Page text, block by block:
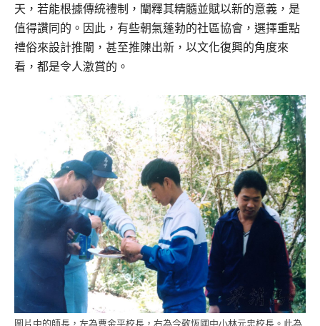
天，若能根據傳統禮制，闡釋其精髓並賦以新的意義，是
值得讚同的。因此，有些朝氣蓬勃的社區協會，選擇重點
禮俗來設計推闡，甚至推陳出新，以文化復興的角度來
看，都是令人激賞的。
圖片中的師長，左為曹金平校長，右為今敬恆國中小林元忠校長。此為